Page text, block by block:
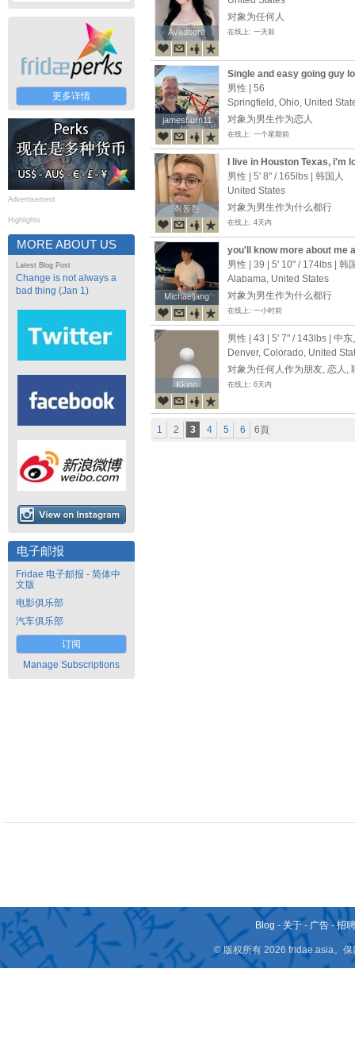
更多详情
Advertisement
Highlights
MORE ABOUT US
Latest Blog Post
Change is not always a
bad thing (Jan 1)
电子邮报
Fridae 电子邮报 - 简体中
文版
电影俱乐部
汽车俱乐部
订阅
Manage Subscriptions
Avadoore
Avadoore
对象为任何人
在线上: 一天前
jamesburn11
jamesburn11
Single and easy going guy
romantic
男性 | 56
Springfield, Ohio, United
对象为男生作为恋人
在线上: 一个星期前
최동현
최동현
I live in Houston Texas, i'm
stuff with. Im stocky and
know a guy and feel like
Ultimately, I'd like to make
with one guy. Would that be
member, so sometimes the
interest is by sending a
message or a heart back, I
a real message.
男性 | 5' 8" / 165lbs | 韩国人
United States
对象为男生作为什么都行
在线上: 4天内
Michaeljang
Michaeljang
you'll know more about me
you ever will from this bio 이
나눠보면 저에 대해 훨씬 더
男性 | 39 | 5' 10" / 174lbs | 韩
Alabama, United States
对象为男生作为什么都行
在线上: 一小时前
Kkinn
Kkinn
男性 | 43 | 5' 7" / 143lbs | 中
Denver, Colorado, United
对象为任何人作为朋友, 恋人,
在线上: 6天内
1 2 3 4 5 6 6頁
Blog - 关于 - 广告 -招
© 版权所有 2026 fridae.asia。